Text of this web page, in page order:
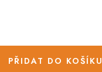
PŘIDAT DO KOŠÍKU